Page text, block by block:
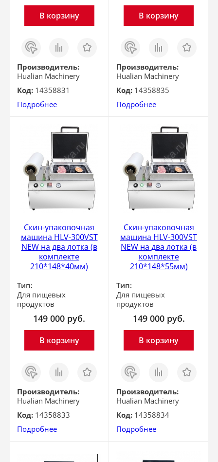
В корзину
Заказ
в 1
клик
Сравнить Отложить
Производитель:
Hualian Machinery
Код: 14358831
Подробнее
В корзину
Заказ
в 1
клик
Сравнить Отложить
Производитель:
Hualian Machinery
Код: 14358835
Подробнее
Скин-упаковочная
машина HLV-300VST
NEW на два лотка (в
комплекте
210*148*40мм)
Тип:
Для пищевых
продуктов
149 000 руб.
В корзину
Заказ
в 1
клик
Сравнить Отложить
Производитель:
Hualian Machinery
Код: 14358833
Подробнее
Скин-упаковочная
машина HLV-300VST
NEW на два лотка (в
комплекте
210*148*55мм)
Тип:
Для пищевых
продуктов
149 000 руб.
В корзину
Заказ
в 1
клик
Сравнить Отложить
Производитель:
Hualian Machinery
Код: 14358834
Подробнее